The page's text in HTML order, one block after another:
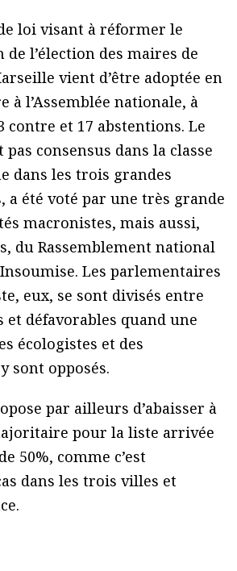
loi visant à réformer le
l’élection des maires de
vient d’être adoptée en
à l’Assemblée nationale, à
contre et 17 abstentions. Le
consensus dans la classe
dans les trois grandes
a été voté par une très grande
macronistes, mais aussi,
du Rassemblement national
Les parlementaires
eux, se sont divisés entre
et défavorables quand une
écologistes et des
sont opposés.
par ailleurs d’abaisser à
pour la liste arrivée
50%, comme c’est
dans les trois villes et